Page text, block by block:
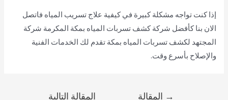
إذا كنت تواجه مشكلة كبيرة في كيفية علاج تسريب المياه فاتصل
الان بنا كأفضل شركة كشف تسربات المياه بمكة المكرمة شركة
المجتهد لكشف تسربات المياه بمكة تقدم لك الخدمات الفنية
والإصلاح بأسرع وقت.
→ المقالة
المقالة التالية